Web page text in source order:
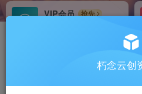
VIP会员
抢先
会员专属推广链接朽念云创